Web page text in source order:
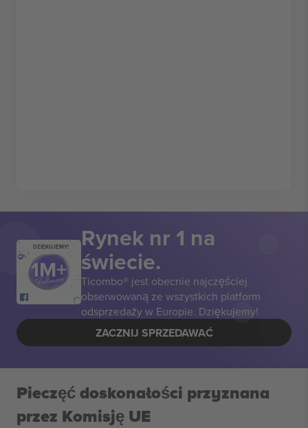
DZIĘKUJEMY! Rynek nr 1 na
świecie.
Ticombo® jest obecnie najczęściej
obserwowaną ze wszystkich platform
odsprzedaży w Europie. Dziękujemy!
ZACZNIJ SPRZEDAWAĆ
Pieczęć doskonałości przyznana
przez Komisję UE